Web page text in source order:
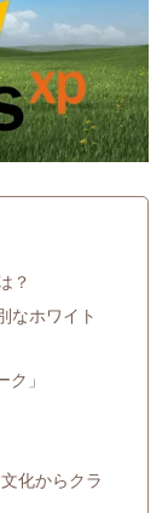
？
なホワイト
」
化からクラ